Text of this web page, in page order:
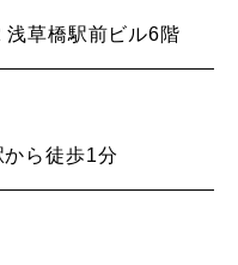
草橋駅前ビル6階
ら徒歩1分